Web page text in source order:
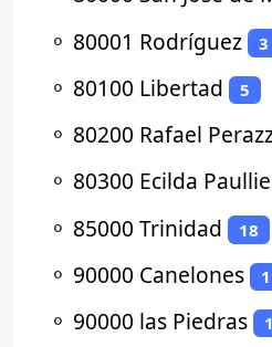
⚬ 80001 Rodríguez 3
⚬ 80100 Libertad 5
⚬ 80200 Rafael
⚬ 80300 Ecilda
⚬ 85000 Trinidad 18
⚬ 90000 Canelones
⚬ 90000 las Piedras 1